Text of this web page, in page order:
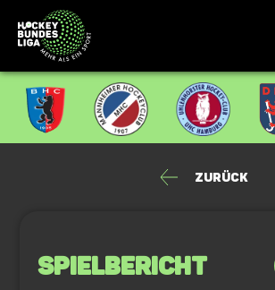
Zurück
Spielbericht